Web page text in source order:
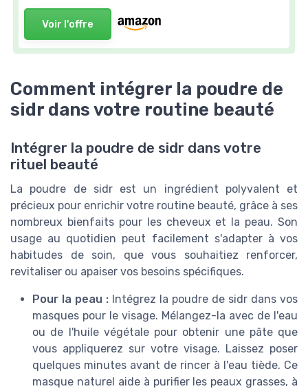
Voir l'offre
Comment intégrer la poudre de
sidr dans votre routine beauté
Intégrer la poudre de sidr dans votre
rituel beauté
La poudre de sidr est un ingrédient polyvalent et
précieux pour enrichir votre routine beauté, grâce à ses
nombreux bienfaits pour les cheveux et la peau. Son
usage au quotidien peut facilement s'adapter à vos
habitudes de soin, que vous souhaitiez renforcer,
revitaliser ou apaiser vos besoins spécifiques.
Pour la peau : Intégrez la poudre de sidr dans vos
masques pour le visage. Mélangez-la avec de l'eau
ou de l'huile végétale pour obtenir une pâte que
vous appliquerez sur votre visage. Laissez poser
quelques minutes avant de rincer à l'eau tiède. Ce
masque naturel aide à purifier les peaux grasses, à